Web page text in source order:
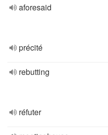
aforesaid
précité
rebutting
réfuter